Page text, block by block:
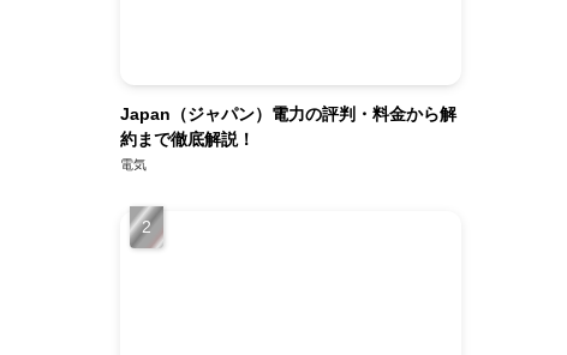
Japan（ジャパン）電力の評判・料金から解
約まで徹底解説！
電気